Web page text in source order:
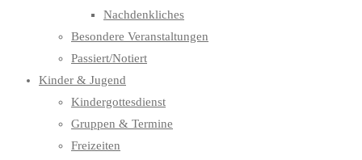
Nachdenkliches
Besondere Veranstaltungen
Passiert/Notiert
Kinder & Jugend
Kindergottesdienst
Gruppen & Termine
Freizeiten